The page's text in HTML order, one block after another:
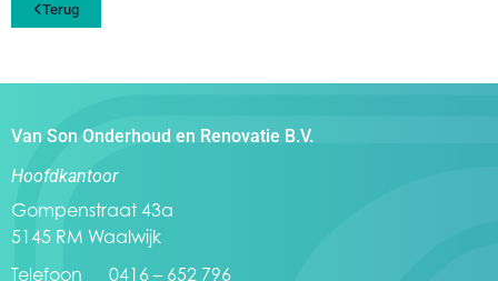
Terug
Van Son Onderhoud en Renovatie B.V.
Hoofdkantoor
Gompenstraat 43a
5145 RM Waalwijk
Telefoon 0416 – 652 796